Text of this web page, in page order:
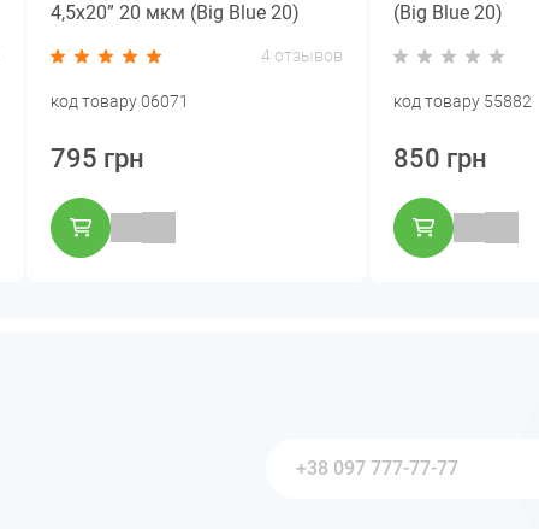
4,5x20” 20 мкм (Big Blue 20)
4 отзывов
код товару 06071
795 грн
(Big Blue 20)
код товару 55882
850 грн